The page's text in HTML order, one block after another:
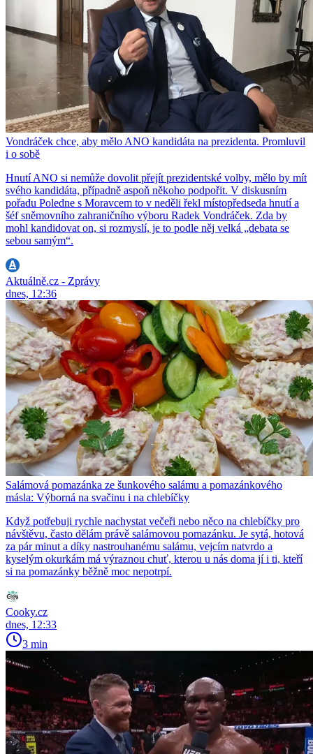
Vondráček chce, aby mělo ANO kandidáta na prezidenta. Promluvil
i o sobě
Hnutí ANO si nemůže dovolit přejít prezidentské volby, mělo by mít
svého kandidáta, případně aspoň někoho podpořit. V diskusním
pořadu Poledne s Moravcem to v neděli řekl místopředseda hnutí a
šéf sněmovního zahraničního výboru Radek Vondráček. Zda by
mohl kandidovat on, si rozmyslí, je to podle něj velká „debata se
sebou samým“.
Aktuálně.cz - Zprávy
dnes, 12:36
Salámová pomazánka ze šunkového salámu a pomazánkového
másla: Výborná na svačinu i na chlebíčky
Když potřebuji rychle nachystat večeři nebo něco na chlebíčky pro
návštěvu, často dělám právě salámovou pomazánku. Je sytá, hotová
za pár minut a díky nastrouhanému salámu, vejcím natvrdo a
kyselým okurkám má výraznou chuť, kterou u nás doma jí i ti, kteří
si na pomazánky běžně moc nepotrpí.
Cooky.cz
dnes, 12:33
3 min